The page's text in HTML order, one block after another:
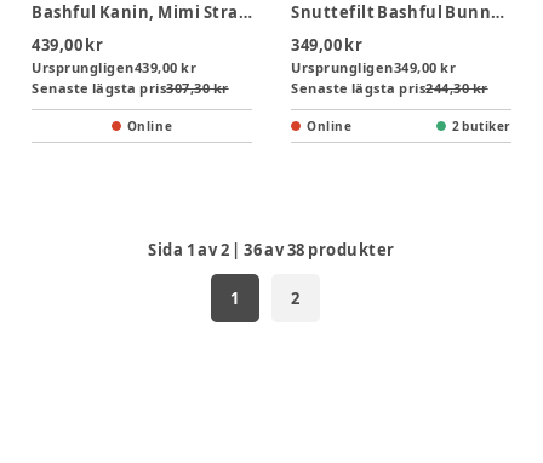
Bashful Kanin, Mimi Strawberry nusseklud
439,00 kr
Ursprungligen439,00 kr
Senaste lägsta pris307,30 kr
Online
Snuttefilt Bashful Bunny - Rosa
349,00 kr
Ursprungligen349,00 kr
Senaste lägsta pris244,30 kr
Online 2 butiker
Sida 1av2 |36av38 produkter
1 2